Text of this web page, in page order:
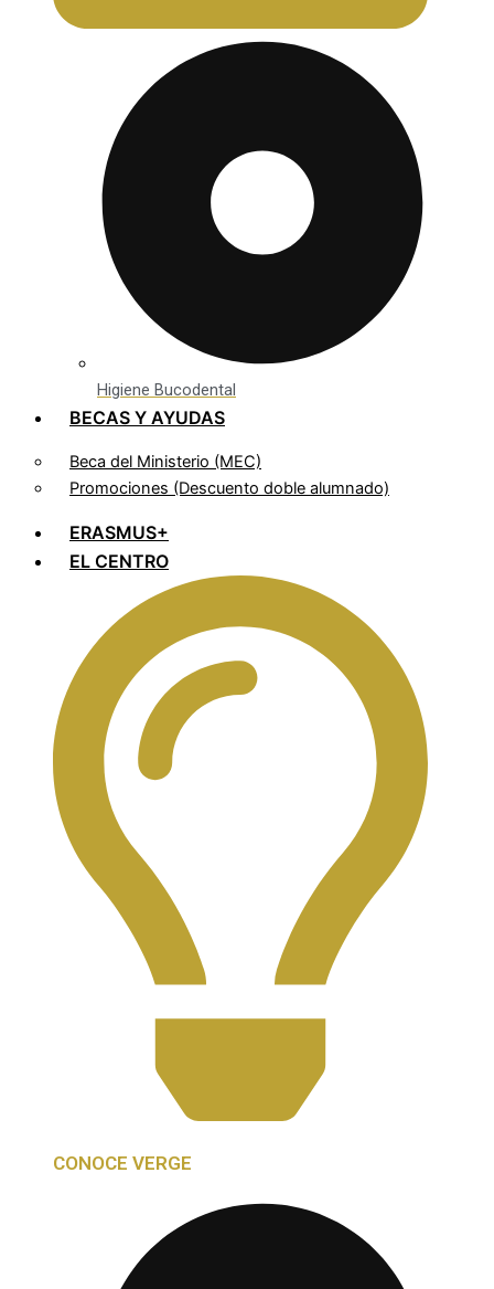
Higiene Bucodental
BECAS Y AYUDAS
Beca del Ministerio (MEC)
Promociones (Descuento doble alumnado)
ERASMUS+
EL CENTRO
CONOCE VERGE